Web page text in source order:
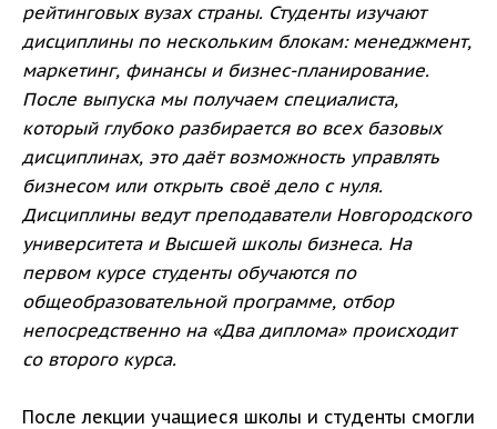
рейтинговых вузах страны. Студенты изучают
дисциплины по нескольким блокам: менеджмент,
маркетинг, финансы и бизнес-планирование.
После выпуска мы получаем специалиста,
который глубоко разбирается во всех базовых
дисциплинах, это даёт возможность управлять
бизнесом или открыть своё дело с нуля.
Дисциплины ведут преподаватели Новгородского
университета и Высшей школы бизнеса. На
первом курсе студенты обучаются по
общеобразовательной программе, отбор
непосредственно на «Два диплома» происходит
со второго курса.
После лекции учащиеся школы и студенты смогли